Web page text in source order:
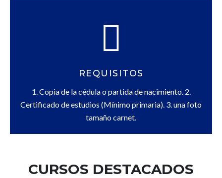
REQUISITOS
1. Copia de la cédula o partida de nacimiento. 2.
Certificado de estudios (Mínimo primaria). 3. una foto
tamaño carnet.
CURSOS DESTACADOS